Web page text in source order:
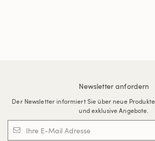
Newsletter anfordern
Der Newsletter informiert Sie über neue
und exklusive Angebote.